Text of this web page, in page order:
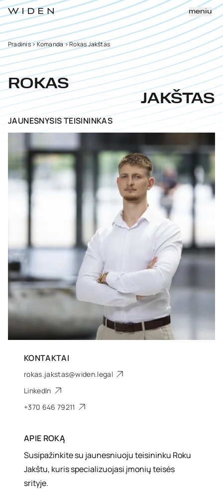
meniu
Pradinis>Komanda>Rokas Jakštas
ROKAS
JAKŠTAS
JAUNESNYSIS TEISININKAS
KONTAKTAI
rokas.jakstas@widen.legal
LinkedIn
+370 646 79211
APIE ROKĄ
Susipažinkite su jaunesniuoju teisininku Roku
Jakštu, kuris specializuojasi įmonių teisės
srityje.